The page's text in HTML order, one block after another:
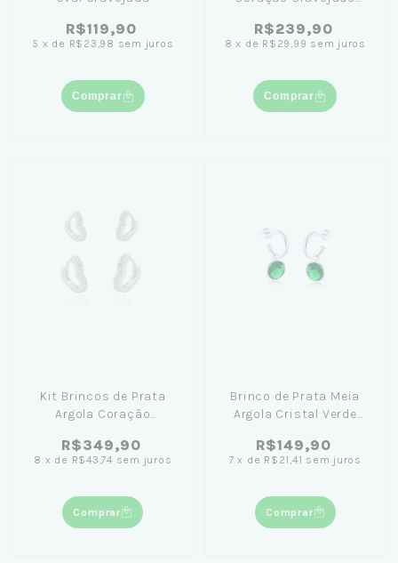
R$119,90
5 x de R$23,98 sem juros
Comprar
R$239,90
8 x de R$29,99 sem juros
Comprar
Kit Brincos de Prata
Argola Coração
R$349,90
8 x de R$43,74 sem juros
Comprar
Brinco de Prata Meia
Argola Cristal Verde
R$149,90
7 x de R$21,41 sem juros
Comprar